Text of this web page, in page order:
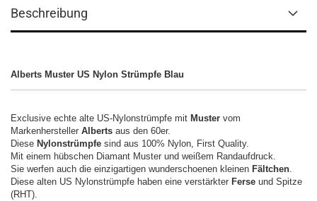
Beschreibung
Alberts Muster US Nylon Strümpfe Blau
Exclusive echte alte US-Nylonstrümpfe mit Muster vom
Markenhersteller Alberts aus den 60er.
Diese Nylonstrümpfe sind aus 100% Nylon, First Quality.
Mit einem hübschen Diamant Muster und weißem Randaufdruck.
Sie werfen auch die einzigartigen wunderschoenen kleinen Fältchen.
Diese alten US Nylonstrümpfe haben eine verstärkter Ferse und Spitze
(RHT).